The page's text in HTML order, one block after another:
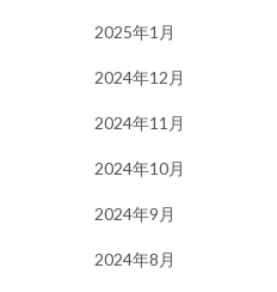
2025年1月
2024年12月
2024年11月
2024年10月
2024年9月
2024年8月